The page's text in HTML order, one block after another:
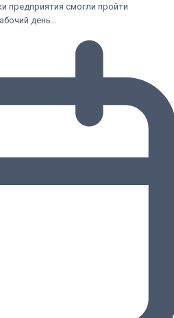
предприятия смогли пройти
день…